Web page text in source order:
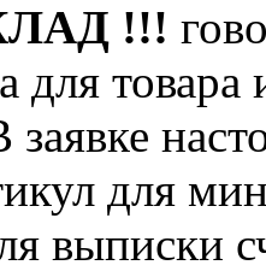
!!!
для
для
выписки